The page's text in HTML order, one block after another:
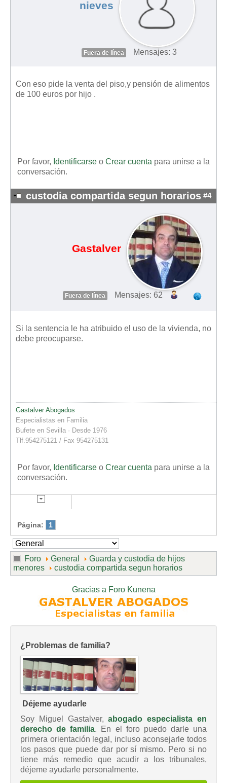
nieves
Fuera de línea Mensajes: 3
Con eso pide la venta del piso,y pensión de alimentos
de 100 euros por hijo .
Por favor, Identificarse o Crear cuenta para unirse a la
conversación.
custodia compartida segun horarios #4
Gastalver
Fuera de línea Mensajes: 62
Si la sentencia le ha atribuido el uso de la vivienda, no
debe preocuparse.
Gastalver Abogados
Especialistas en Familia
Bufete en Sevilla · Desde 1976
Tlf.954275121 / Fax 954275131
Por favor, Identificarse o Crear cuenta para unirse a la
conversación.
Página: 1
Foro General
Guarda y custodia de hijos
menores
custodia compartida segun horarios
Gracias a Foro Kunena
¿Problemas de familia?
Déjeme ayudarle
Soy Miguel Gastalver,abogado especialista en
derecho de familia. En el foro puedo darle una
primera orientación legal, incluso aconsejarle todos
los pasos que puede dar por sí mismo. Pero si no
tiene más remedio que acudir a los tribunales,
déjeme ayudarle personalmente.